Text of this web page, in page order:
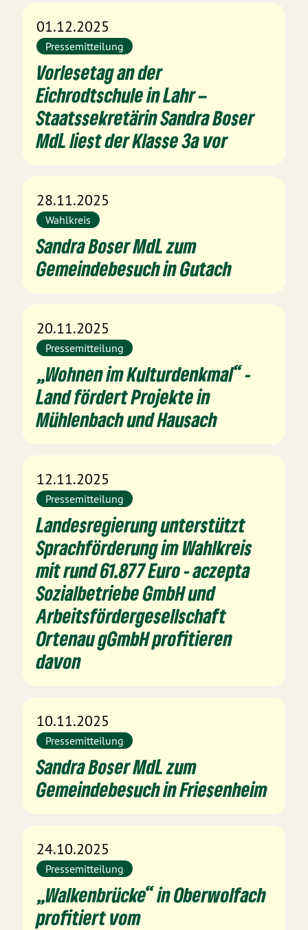
01.12.2025
Pressemitteilung
Vorlesetag an der
Eichrodtschule in Lahr –
Staatssekretärin Sandra Boser
MdL liest der Klasse 3a vor
28.11.2025
Wahlkreis
Sandra Boser MdL zum
Gemeindebesuch in Gutach
20.11.2025
Pressemitteilung
„Wohnen im Kulturdenkmal“ -
Land fördert Projekte in
Mühlenbach und Hausach
12.11.2025
Pressemitteilung
Landesregierung unterstützt
Sprachförderung im Wahlkreis
mit rund 61.877 Euro - aczepta
Sozialbetriebe GmbH und
Arbeitsfördergesellschaft
Ortenau gGmbH profitieren
davon
10.11.2025
Pressemitteilung
Sandra Boser MdL zum
Gemeindebesuch in Friesenheim
24.10.2025
Pressemitteilung
„Walkenbrücke“ in Oberwolfach
profitiert vom